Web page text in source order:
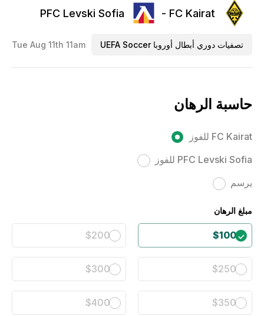
FC Kairat -
PFC Levski Sofia
تصفيات دوري أبطال أوروبا UEFA Soccer Tue Aug 11th 11am
حاسبة الرهان
FC Kairat للفوز
PFC Levski Sofia للفوز
يرسم
مبلغ الرهان
$100
$200
$250
$300
$350
$400